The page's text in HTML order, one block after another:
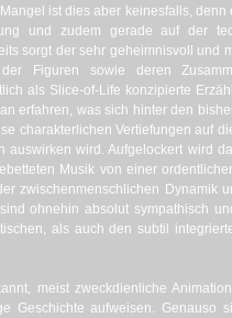
ist dies aber keinesfalls,
und zudem gerade auf der
sorgt der sehr geheimnisvoll und
Figuren sowie deren
als Slice-of-Life konzipierte
erfahren, was sich hinter den
charakterlichen Vertiefungen auf
auswirken wird. Aufgelockert wird
Musik von einer
zwischenmenschlichen Dynamik
ohnehin absolut sympathisch
als auch den subtil
meist zweckdienliche
Geschichte aufweisen. Genauso